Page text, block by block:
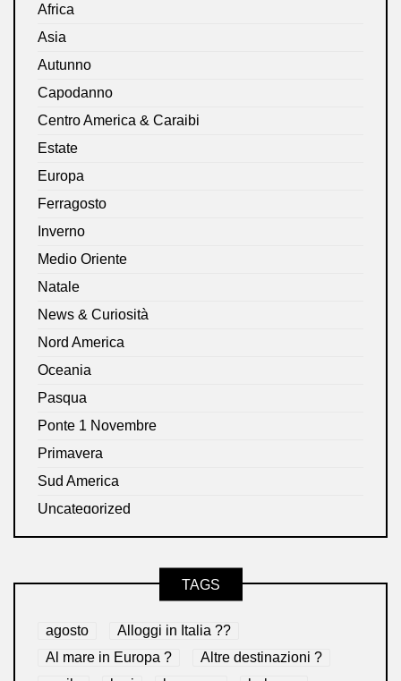
Africa
Asia
Autunno
Capodanno
Centro America & Caraibi
Estate
Europa
Ferragosto
Inverno
Medio Oriente
Natale
News & Curiosità
Nord America
Oceania
Pasqua
Ponte 1 Novembre
Primavera
Sud America
Uncategorized
TAGS
agosto
Alloggi in Italia ??
Al mare in Europa ?️
Altre destinazioni ?